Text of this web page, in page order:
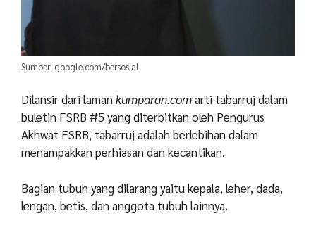
Sumber: google.com/bersosial
Dilansir dari lamankumparan.comarti tabarruj dalam
buletin FSRB #5 yang diterbitkan oleh Pengurus
Akhwat FSRB, tabarruj adalah berlebihan dalam
menampakkan perhiasan dan kecantikan.
Bagian tubuh yang dilarang yaitu kepala, leher, dada,
lengan, betis, dan anggota tubuh lainnya.